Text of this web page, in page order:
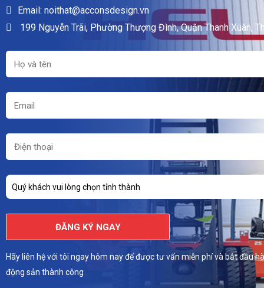
Email: noithat@acconsdesign.vn
199 Nguyễn Trãi, Phường Thượng Đình, Quận Thanh Xuân,
Quý khách vui lòng chọn tỉnh thành
ĐĂNG KÝ NGAY
Hãy liên hệ với tôi ngay hôm nay để được tư vấn miễn phí và bắt đầu
động sản thành công